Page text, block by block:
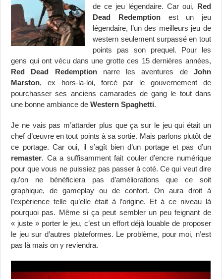
de ce jeu légendaire. Car oui, Red
Dead Redemptionest un jeu
légendaire, l’un des meilleurs jeu de
western seulement surpassé en tout
points pas son prequel. Pour les
gens qui ont vécu dans une grotte ces 15 dernières années,
Red Dead Redemptionnarre les aventures de John
Marston, ex hors-la-loi, forcé par le gouvernement de
pourchasser ses anciens camarades de gang le tout dans
une bonne ambiance deWestern Spaghetti.
Je ne vais pas m’attarder plus que ça sur le jeu qui était un
chef d’œuvre en tout points à sa sortie. Mais parlons plutôt de
ce portage. Car oui, il s’agît bien d’un portage et pas d’un
remaster. Ca a suffisamment fait couler d’encre numérique
pour que vous ne puissiez pas passer à coté. Ce qui veut dire
qu’on ne bénéficiera pas d’améliorations que ce soit
graphique, de gameplay ou de confort. On aura droit à
l’expérience telle qu’elle était à l’origine. Et à ce niveau là
pourquoi pas. Même si ça peut sembler un peu feignant de
« juste » porter le jeu, c’est un effort déjà louable de proposer
le jeu sur d’autres plateformes. Le problème, pour moi, n’est
pas là mais on y reviendra.